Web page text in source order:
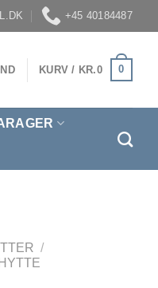
+45 40184487
KURV / KR.0 0
/